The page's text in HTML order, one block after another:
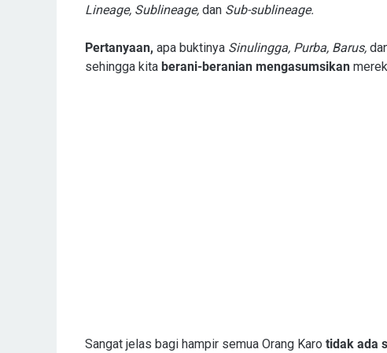
Lineage, Sublineage, dan Sub-sublineage.
Pertanyaan, apa buktinya Sinulingga, Purba, Barus,
sehingga kita berani-beranian mengasumsikan
Sangat jelas bagi hampir semua Orang Karo tidak ada